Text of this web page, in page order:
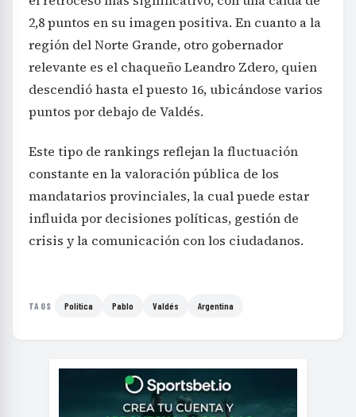
2,8 puntos en su imagen positiva. En cuanto a la
región del Norte Grande, otro gobernador
relevante es el chaqueño Leandro Zdero, quien
descendió hasta el puesto 16, ubicándose varios
puntos por debajo de Valdés.
Este tipo de rankings reflejan la fluctuación
constante en la valoración pública de los
mandatarios provinciales, la cual puede estar
influida por decisiones políticas, gestión de
crisis y la comunicación con los ciudadanos.
TAGS Política Pablo Valdés Argentina